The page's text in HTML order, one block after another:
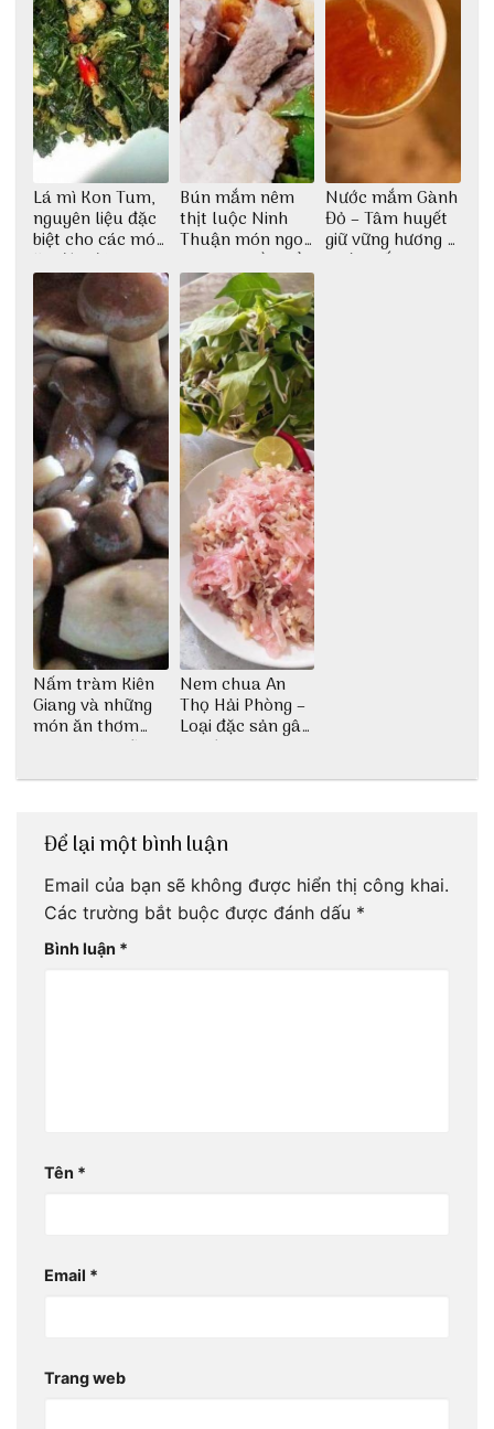
Lá mì Kon Tum,
nguyên liệu đặc
biệt cho các món
ăn độc đáo
Bún mắm nêm
thịt luộc Ninh
Thuận món ngon
dân dã miền biển
Nước mắm Gành
Đỏ – Tâm huyết
giữ vững hương vị
nước mắm sau
Nấm tràm Kiên
Giang và những
món ăn thơm
ngon khó cưỡng
Nem chua An
Thọ Hải Phòng –
Loại đặc sản gây
nghiện
Để lại một bình luận
Email của bạn sẽ không được hiển thị công khai.
Các trường bắt buộc được đánh dấu *
Bình luận *
Tên *
Email *
Trang web